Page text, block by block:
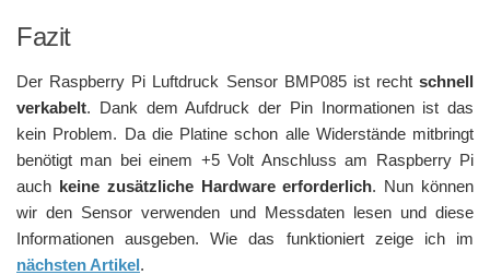
Fazit
Der Raspberry Pi Luftdruck Sensor BMP085 ist recht schnell
verkabelt. Dank dem Aufdruck der Pin Inormationen ist das
kein Problem. Da die Platine schon alle Widerstände mitbringt
benötigt man bei einem +5 Volt Anschluss am Raspberry Pi
auch keine zusätzliche Hardware erforderlich. Nun können
wir den Sensor verwenden und Messdaten lesen und diese
Informationen ausgeben. Wie das funktioniert zeige ich im
nächsten Artikel.